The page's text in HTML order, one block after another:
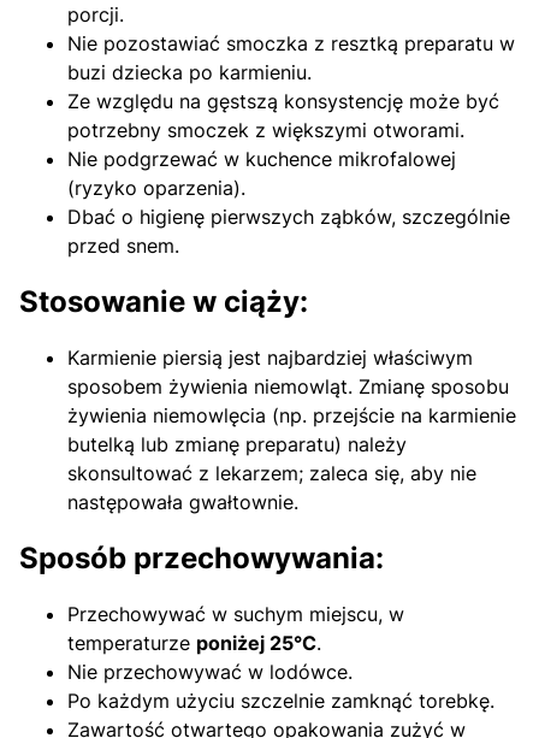
porcji.
Nie pozostawiać smoczka z resztką preparatu w
buzi dziecka po karmieniu.
Ze względu na gęstszą konsystencję może być
potrzebny smoczek z większymi otworami.
Nie podgrzewać w kuchence mikrofalowej
(ryzyko oparzenia).
Dbać o higienę pierwszych ząbków, szczególnie
przed snem.
Stosowanie w ciąży:
Karmienie piersią jest najbardziej właściwym
sposobem żywienia niemowląt. Zmianę sposobu
żywienia niemowlęcia (np. przejście na karmienie
butelką lub zmianę preparatu) należy
skonsultować z lekarzem; zaleca się, aby nie
następowała gwałtownie.
Sposób przechowywania:
Przechowywać w suchym miejscu, w
temperaturze poniżej 25°C.
Nie przechowywać w lodówce.
Po każdym użyciu szczelnie zamknąć torebkę.
Zawartość otwartego opakowania zużyć w